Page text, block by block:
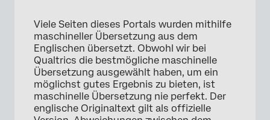
Viele Seiten dieses Portals wurden mithilfe
maschineller Übersetzung aus dem
Englischen übersetzt. Obwohl wir bei
Qualtrics die bestmögliche maschinelle
Übersetzung ausgewählt haben, um ein
möglichst gutes Ergebnis zu bieten, ist
maschinelle Übersetzung nie perfekt. Der
englische Originaltext gilt als offizielle